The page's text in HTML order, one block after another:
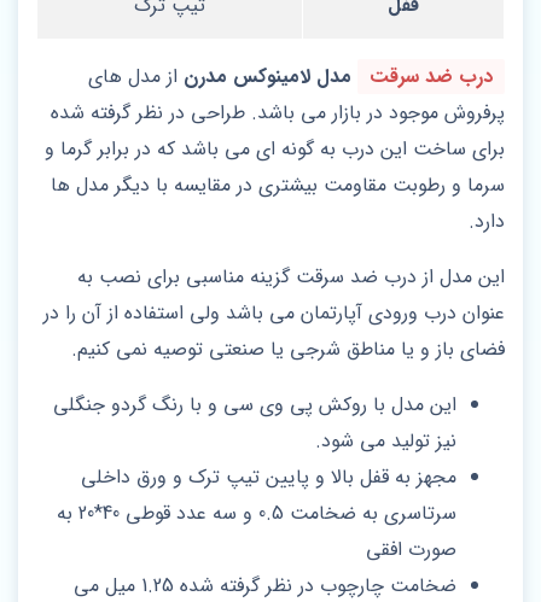
درب ضد سرقت مدل لامینوکس مدرن از مدل های
پرفروش موجود در بازار می باشد. طراحی در نظر گرفته شده
برای ساخت این درب به گونه ای می باشد که در برابر گرما و
سرما و رطوبت مقاومت بیشتری در مقایسه با دیگر مدل ها
دارد.
این مدل از درب ضد سرقت گزینه مناسبی برای نصب به
عنوان درب ورودی آپارتمان می باشد ولی استفاده از آن را در
فضای باز و یا مناطق شرجی یا صنعتی توصیه نمی کنیم.
این مدل با روکش پی وی سی و با رنگ گردو جنگلی
نیز تولید می شود.
مجهز به قفل بالا و پایین تیپ ترک و ورق داخلی
سرتاسری به ضخامت 0.5 و سه عدد قوطی 40*20 به
صورت افقی
ضخامت چارچوب در نظر گرفته شده 1.25 میل می